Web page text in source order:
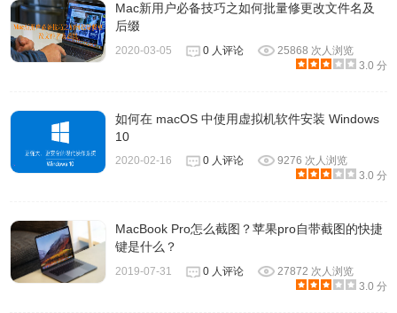
Mac新用户必备技巧之如何批量修更改文件名及
后缀
2020-03-05 0 人评论
25868 次人浏览
3.0 分
如何在 macOS 中使用虚拟机软件安装 Windows
10
2020-02-16 0 人评论
9276 次人浏览
3.0 分
MacBook Pro怎么截图？苹果pro自带截图的快捷
键是什么？
2019-07-31 0 人评论
27872 次人浏览
3.0 分